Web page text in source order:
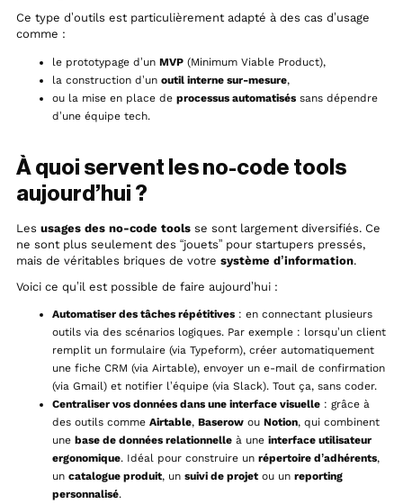
Ce type d’outils est particulièrement adapté à des cas d’usage
comme :
le prototypage d’un MVP(Minimum Viable Product),
la construction d’un outil interne sur-mesure,
ou la mise en place de processus automatiséssans dépendre
d’une équipe tech.
À quoi servent les no-code tools
aujourd’hui ?
Les usages des no-code toolsse sont largement diversifiés. Ce
ne sont plus seulement des “jouets” pour startupers pressés,
mais de véritables briques de votre système d’information.
Voici ce qu’il est possible de faire aujourd’hui :
Automatiser des tâches répétitives: en connectant plusieurs
outils via des scénarios logiques. Par exemple : lorsqu’un client
remplit un formulaire (via Typeform), créer automatiquement
une fiche CRM (via Airtable), envoyer un e-mail de confirmation
(via Gmail) et notifier l’équipe (via Slack). Tout ça, sans coder.
Centraliser vos données dans une interface visuelle: grâce à
des outils comme Airtable, Baserowou Notion, qui combinent
une base de données relationnelleà une interface utilisateur
ergonomique. Idéal pour construire un répertoire d’adhérents,
un catalogue produit, un suivi de projetou un reporting
personnalisé.